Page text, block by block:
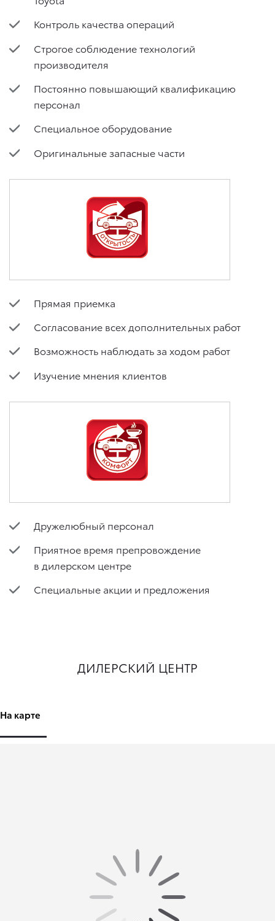
Контроль качества операций
Строгое соблюдение технологий
производителя
Постоянно повышающий квалификацию
персонал
Специальное оборудование
Оригинальные запасные части
Прямая приемка
Согласование всех дополнительных работ
Возможность наблюдать за ходом работ
Изучение мнения клиентов
Дружелюбный персонал
Приятное время препровождение
в дилерском центре
Специальные акции и предложения
ДИЛЕРСКИЙ ЦЕНТР
На карте